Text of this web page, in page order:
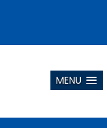
MENU